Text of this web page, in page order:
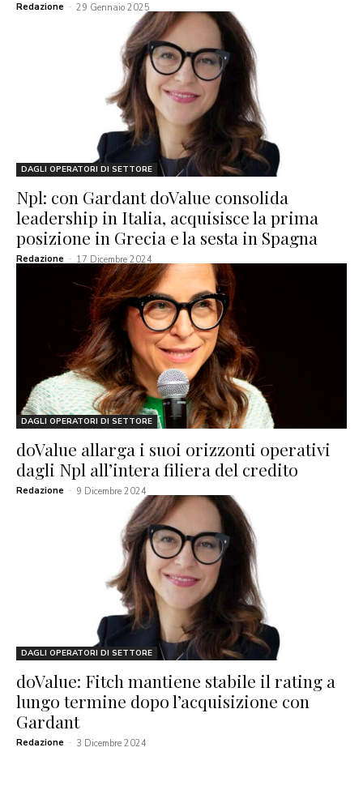
Redazione - 29 Gennaio 2025
DAGLI OPERATORI DI SETTORE
Npl: con Gardant doValue consolida
leadership in Italia, acquisisce la prima
posizione in Grecia e la sesta in Spagna
Redazione - 17 Dicembre 2024
DAGLI OPERATORI DI SETTORE
doValue allarga i suoi orizzonti operativi
dagli Npl all’intera filiera del credito
Redazione - 9 Dicembre 2024
DAGLI OPERATORI DI SETTORE
doValue: Fitch mantiene stabile il rating a
lungo termine dopo l’acquisizione con
Gardant
Redazione - 3 Dicembre 2024